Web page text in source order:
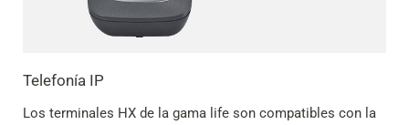
Telefonía IP
Los terminales HX de la gama life son compatibles con la